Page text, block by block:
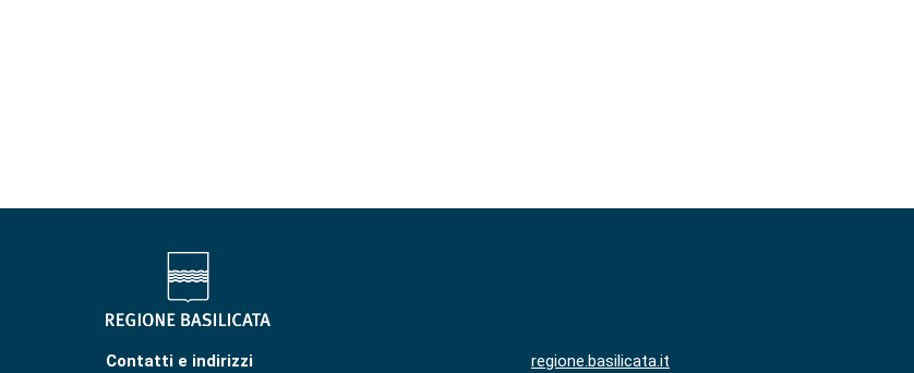
Contatti e indirizzi regione.basilicata.it